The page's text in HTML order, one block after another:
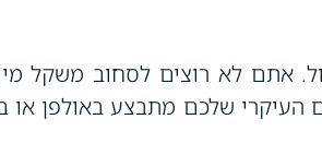
אתם לא רוצים לסחוב משקל
העיקרי שלכם מתבצע באולפן או